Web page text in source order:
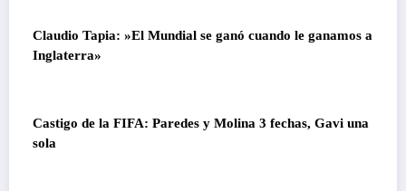
Claudio Tapia: »El Mundial se ganó cuando le ganamos a
Inglaterra»
Castigo de la FIFA: Paredes y Molina 3 fechas, Gavi una
sola